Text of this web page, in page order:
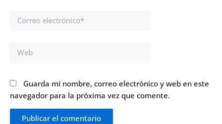
Correo
Web
Guarda mi nombre, correo electrónico y web en este
navegador para la próxima vez que comente.